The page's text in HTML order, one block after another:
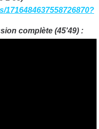
complète (45'49) :